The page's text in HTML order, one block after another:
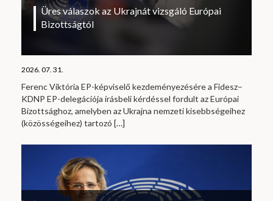
Üres válaszok az Ukrajnát vizsgáló Európai
Bizottságtól
2026. 07. 31.
Ferenc Viktória EP-képviselő kezdeményezésére a Fidesz–
KDNP EP-delegációja írásbeli kérdéssel fordult az Európai
Bizottsághoz, amelyben az Ukrajna nemzeti kisebbségeihez
(közösségeihez) tartozó […]